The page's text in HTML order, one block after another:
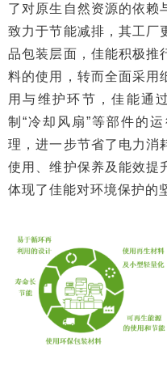
了对原生自然资源的依赖
致力于节能减排，其工厂
品包装层面，佳能积极推
料的使用，转而全面采用
用与维护环节，佳能通
制“冷却风扇”等部件的
理，进一步节省了电力消
使用、维护保养及能效提
体现了佳能对环境保护的